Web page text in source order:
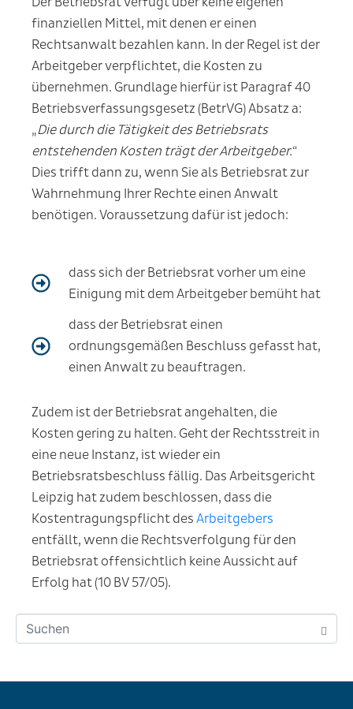
finanziellen Mittel, mit denen er einen
Rechtsanwalt bezahlen kann. In der Regel ist der
Arbeitgeber verpflichtet, die Kosten zu
übernehmen. Grundlage hierfür ist Paragraf 40
Betriebsverfassungsgesetz (BetrVG) Absatz a:
„Die durch die Tätigkeit des Betriebsrats
entstehenden Kosten trägt der Arbeitgeber.“
Dies trifft dann zu, wenn Sie als Betriebsrat zur
Wahrnehmung Ihrer Rechte einen Anwalt
benötigen. Voraussetzung dafür ist jedoch:
dass sich der Betriebsrat vorher um eine
Einigung mit dem Arbeitgeber bemüht hat
dass der Betriebsrat einen
ordnungsgemäßen Beschluss gefasst hat,
einen Anwalt zu beauftragen.
Zudem ist der Betriebsrat angehalten, die
Kosten gering zu halten. Geht der Rechtsstreit in
eine neue Instanz, ist wieder ein
Betriebsratsbeschluss fällig. Das Arbeitsgericht
Leipzig hat zudem beschlossen, dass die
Kostentragungspflicht desArbeitgebers
entfällt, wenn die Rechtsverfolgung für den
Betriebsrat offensichtlich keine Aussicht auf
Erfolg hat (10 BV 57/05).